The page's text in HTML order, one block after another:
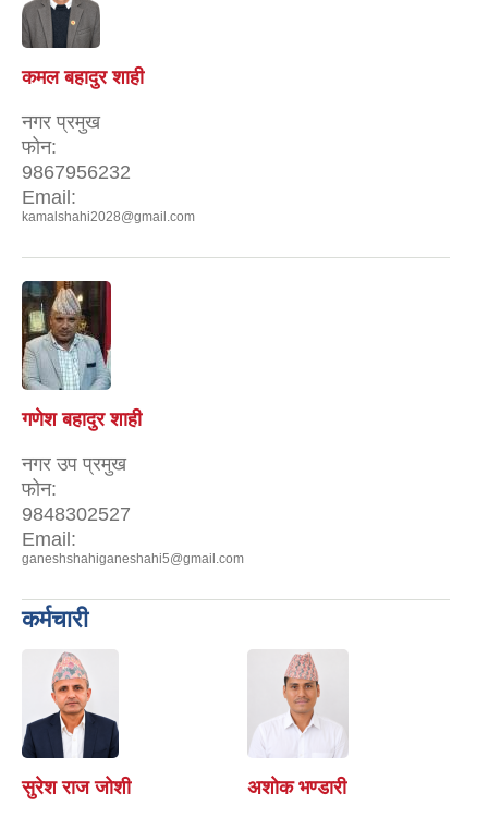
कमल बहादुर शाही
नगर प्रमुख
फोन:
9867956232
Email:
kamalshahi2028@gmail.com
गणेश बहादुर शाही
नगर उप प्रमुख
फोन:
9848302527
Email:
ganeshshahiganeshahi5@gmail.com
कर्मचारी
सुरेश राज जोशी अशाेक भण्डारी